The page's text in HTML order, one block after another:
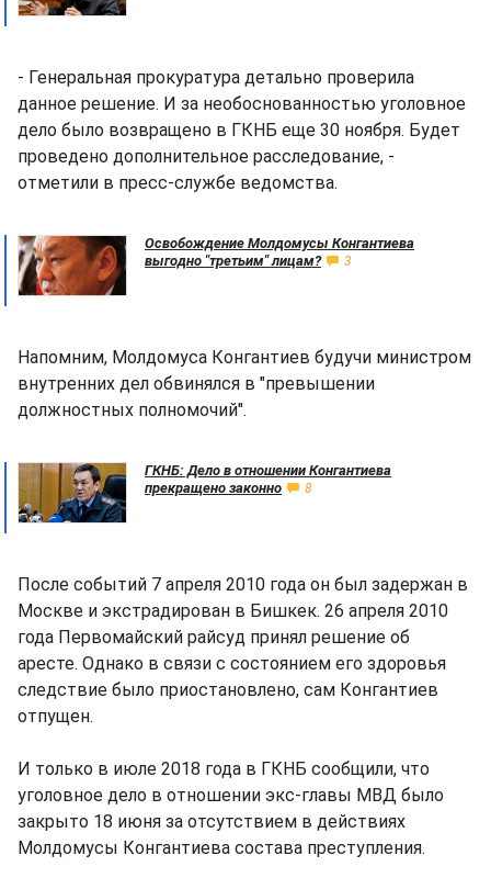
- Генеральная прокуратура детально проверила
данное решение. И за необоснованностью уголовное
дело было возвращено в ГКНБ еще 30 ноября. Будет
проведено дополнительное расследование, -
отметили в пресс-службе ведомства.
Освобождение Молдомусы Конгантиева
выгодно "третьим" лицам?
3
Напомним, Молдомуса Конгантиев будучи министром
внутренних дел обвинялся в "превышении
должностных полномочий".
ГКНБ: Дело в отношении Конгантиева
прекращено законно
8
После событий 7 апреля 2010 года он был задержан в
Москве и экстрадирован в Бишкек. 26 апреля 2010
года Первомайский райсуд принял решение об
аресте. Однако в связи с состоянием его здоровья
следствие было приостановлено, сам Конгантиев
отпущен.
И только в июле 2018 года в ГКНБ сообщили, что
уголовное дело в отношении экс-главы МВД было
закрыто 18 июня за отсутствием в действиях
Молдомусы Конгантиева состава преступления.